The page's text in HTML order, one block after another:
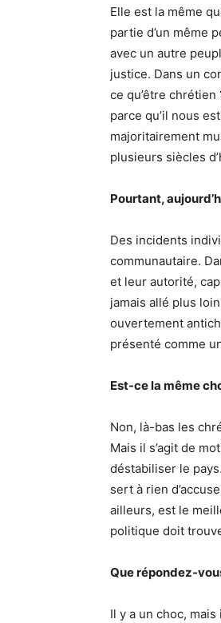
Elle est la même
partie d’un même
avec un autre
justice. Dans un
ce qu’être chrétien
parce qu’il nous
majoritairement
plusieurs siècles
Pourtant,
Des incidents
communautaire.
et leur autorité,
jamais allé plus
ouvertement
présenté comme
Est-ce la même
Non, là-bas les
Mais il s’agit de
déstabiliser le
sert à rien
ailleurs, est le
politique doit
Que répondez-
Il y a un choc,